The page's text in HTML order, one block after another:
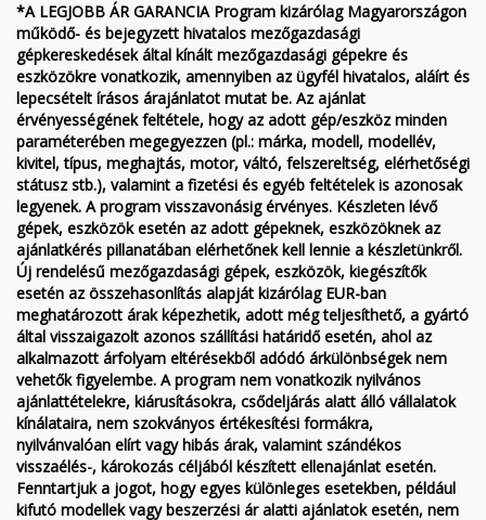
*A LEGJOBB ÁR GARANCIA Program kizárólag Magyarországon
működő- és bejegyzett hivatalos mezőgazdasági
gépkereskedések által kínált mezőgazdasági gépekre és
eszközökre vonatkozik, amennyiben az ügyfél hivatalos, aláírt és
lepecsételt írásos árajánlatot mutat be. Az ajánlat
érvényességének feltétele, hogy az adott gép/eszköz minden
paraméterében megegyezzen (pl.: márka, modell, modellév,
kivitel, típus, meghajtás, motor, váltó, felszereltség, elérhetőségi
státusz stb.), valamint a fizetési és egyéb feltételek is azonosak
legyenek. A program visszavonásig érvényes. Készleten lévő
gépek, eszközök esetén az adott gépeknek, eszközöknek az
ajánlatkérés pillanatában elérhetőnek kell lennie a készletünkről.
Új rendelésű mezőgazdasági gépek, eszközök, kiegészítők
esetén az összehasonlítás alapját kizárólag EUR-ban
meghatározott árak képezhetik, adott még teljesíthető, a gyártó
által visszaigazolt azonos szállítási határidő esetén, ahol az
alkalmazott árfolyam eltérésekből adódó árkülönbségek nem
vehetők figyelembe. A program nem vonatkozik nyilvános
ajánlattételekre, kiárusításokra, csődeljárás alatt álló vállalatok
kínálataira, nem szokványos értékesítési formákra,
nyilvánvalóan elírt vagy hibás árak, valamint szándékos
visszaélés-, károkozás céljából készített ellenajánlat esetén.
Fenntartjuk a jogot, hogy egyes különleges esetekben, például
kifutó modellek vagy beszerzési ár alatti ajánlatok esetén, nem